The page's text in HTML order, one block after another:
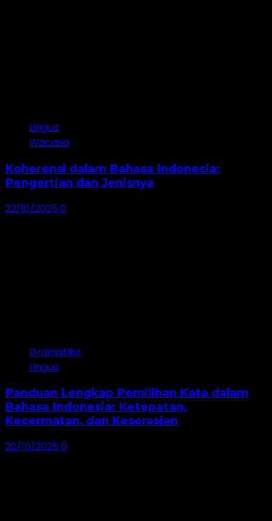
Lingua
Wacana
Koherensi dalam Bahasa Indonesia:
Pengertian dan Jenisnya
22/10/20250
Gramatika
Lingua
Panduan Lengkap Pemilihan Kata dalam
Bahasa Indonesia: Ketepatan,
Kecermatan, dan Keserasian
20/10/20250